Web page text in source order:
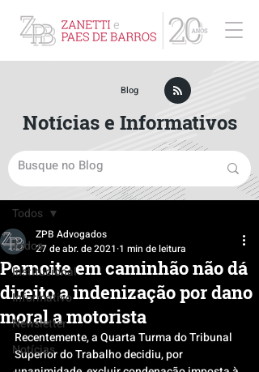
Post
Todos
Institucional
Informativo
Newsletter
Notícias
Todos
Pernoite em caminhão não dá
direito a indenização por dano
moral a motorista
ZPB Advogados
27 de abr. de 2021 1 min de leitura
Recentemente, a Quarta Turma do Tribunal
Superior do Trabalho decidiu, por
Blog
Notícias e Informativos